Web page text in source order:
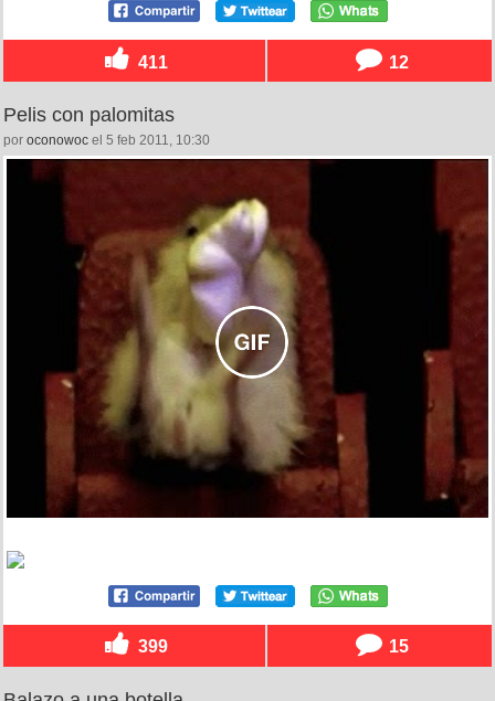
411 12
Pelis con palomitas
por oconowoc el 5 feb 2011, 10:30
399 15